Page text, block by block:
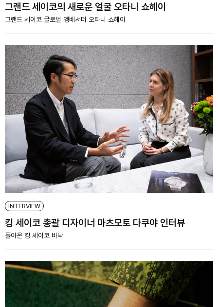
그랜드 세이코의 새로운 얼굴 오타니 쇼헤이
그랜드 세이코 글로벌 앰배서더 오타니 쇼헤이
INTERVIEW
킹 세이코 총괄 디자이너 마츠모토 다쿠야 인터뷰
돌아온 킹 세이코 바낙